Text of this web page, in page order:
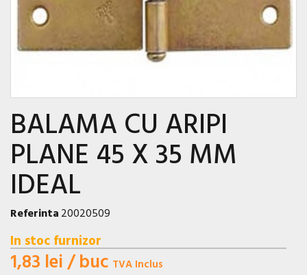
BALAMA CU ARIPI
PLANE 45 X 35 MM
IDEAL
Referinta20020509
In stoc furnizor
1,83 lei/ buc TVA Inclus